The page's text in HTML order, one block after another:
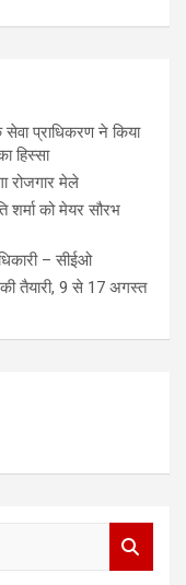
प्राधिकरण ने किया
हिस्सा
रोजगार मेले
को मेयर सौरभ
– सीईओ
तैयारी, 9 से 17 अगस्त